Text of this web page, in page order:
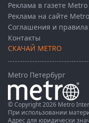
Реклама в газете Metro
Реклама на сайте Metro
Соглашения и правила
Контакты
СКАЧАЙ METRO
Metro Петербург
© Copyright 2026 Metro
При использовании
Адрес для юридически